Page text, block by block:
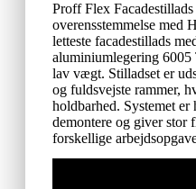
Proff Flex
overensstemmelse med
letteste facadestillads
aluminiumlegering
lav vægt. Stilladset er
og fuldsvejste rammer,
holdbarhed. Systemet
demontere og giver stor
forskellige